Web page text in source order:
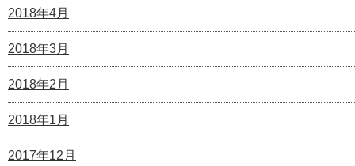
2018年4月
2018年3月
2018年2月
2018年1月
2017年12月